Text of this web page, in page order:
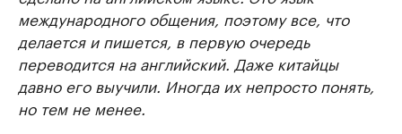
международного общения, поэтому все, что
делается и пишется, в первую очередь
переводится на английский. Даже китайцы
давно его выучили. Иногда их непросто понять,
но тем не менее.